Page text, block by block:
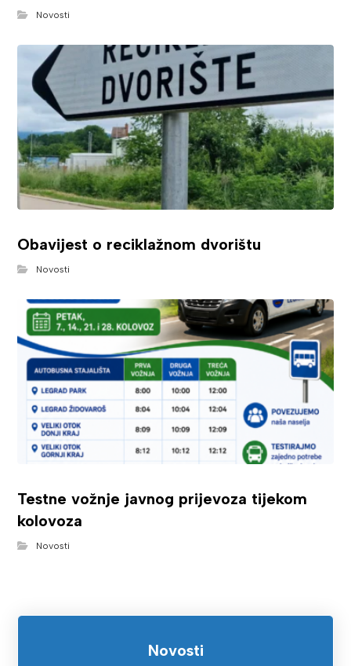
Novosti
Obavijest o reciklažnom dvorištu
Novosti
Testne vožnje javnog prijevoza tijekom
kolovoza
Novosti
Novosti